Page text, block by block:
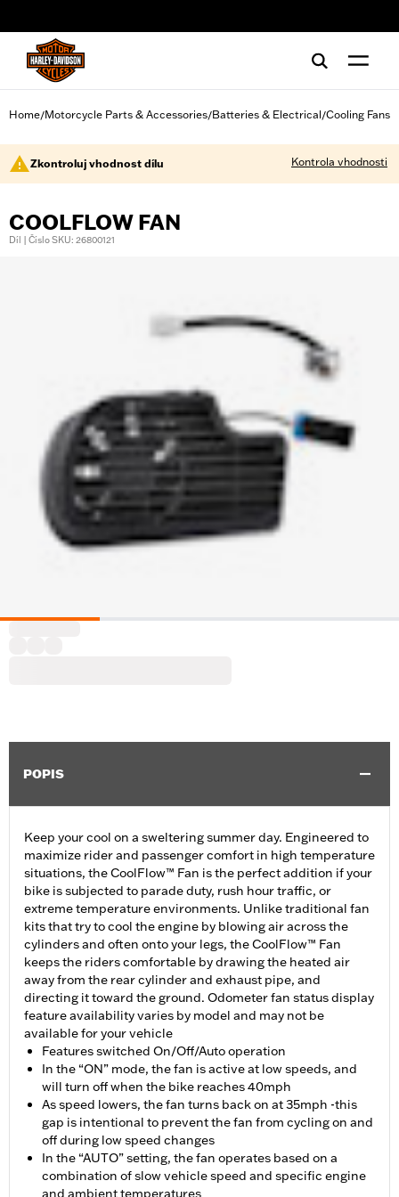
Home/Motorcycle Parts & Accessories/Batteries & Electrical/Cooling Fans
Zkontroluj vhodnost dílu Kontrola vhodnosti
COOLFLOW FAN
Díl | Číslo SKU: 26800121
POPIS
Keep your cool on a sweltering summer day. Engineered to
maximize rider and passenger comfort in high temperature
situations, the CoolFlow™ Fan is the perfect addition if your
bike is subjected to parade duty, rush hour traffic, or
extreme temperature environments. Unlike traditional fan
kits that try to cool the engine by blowing air across the
cylinders and often onto your legs, the CoolFlow™ Fan
keeps the riders comfortable by drawing the heated air
away from the rear cylinder and exhaust pipe, and
directing it toward the ground. Odometer fan status display
feature availability varies by model and may not be
available for your vehicle
Features switched On/Off/Auto operation
In the “ON” mode, the fan is active at low speeds, and
will turn off when the bike reaches 40mph
As speed lowers, the fan turns back on at 35mph -this
gap is intentional to prevent the fan from cycling on and
off during low speed changes
In the “AUTO” setting, the fan operates based on a
combination of slow vehicle speed and specific engine
and ambient temperatures